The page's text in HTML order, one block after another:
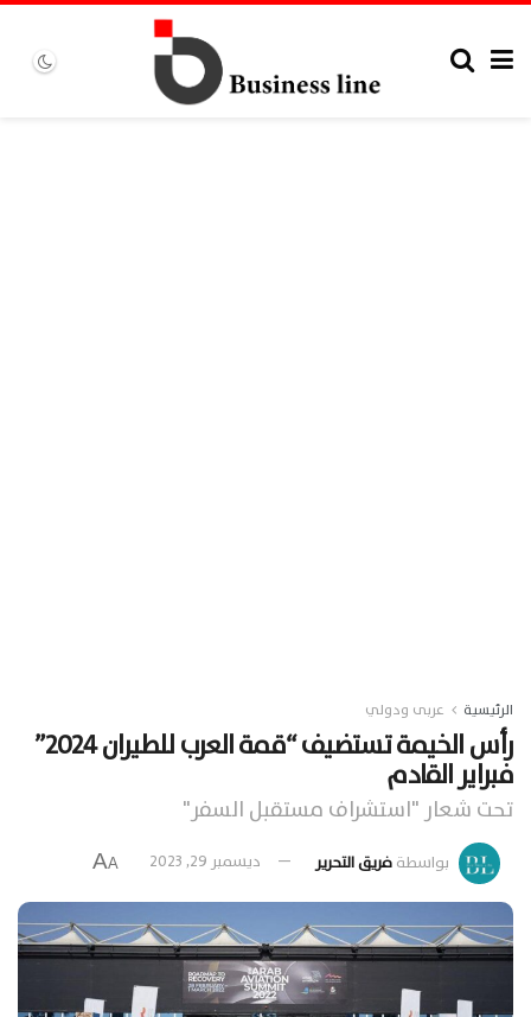
الرئيسية عربى ودولي
رأس الخيمة تستضيف “قمة العرب للطيران 2024”
فبراير القادم
تحت شعار "استشراف مستقبل السفر"
بواسطةفريق التحرير ديسمبر 29, 2023 A
A